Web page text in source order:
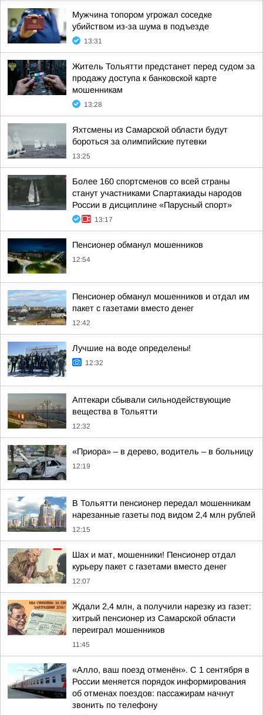
Мужчина топором угрожал соседке
убийством из-за шума в подъезде
13:31
Житель Тольятти предстанет перед судом за
продажу доступа к банковской карте
мошенникам
13:28
Яхтсмены из Самарской области будут
бороться за олимпийские путевки
13:25
Более 160 спортсменов со всей страны
станут участниками Спартакиады народов
России в дисциплине «Парусный спорт»
13:17
Пенсионер обманул мошенников
12:54
Пенсионер обманул мошенников и отдал им
пакет с газетами вместо денег
12:42
Лучшие на воде определены!
12:32
Аптекари сбывали сильнодействующие
вещества в Тольятти
12:32
«Приора» – в дерево, водитель – в больницу
12:19
В Тольятти пенсионер передал мошенникам
нарезанные газеты под видом 2,4 млн рублей
12:15
Шах и мат, мошенники! Пенсионер отдал
курьеру пакет с газетами вместо денег
12:07
Ждали 2,4 млн, а получили нарезку из газет:
хитрый пенсионер из Самарской области
переиграл мошенников
11:45
«Алло, ваш поезд отменён». С 1 сентября в
России меняется порядок информирования
об отменах поездов: пассажирам начнут
звонить по телефону